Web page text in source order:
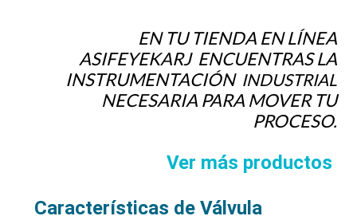
EN TU TIENDA EN LÍNEA
ASIFEYEKARJ ENCUENTRAS LA
INSTRUMENTACIÓN INDUSTRIAL
NECESARIA PARA MOVER TU
PROCESO.
Ver más productos
Características de Válvula